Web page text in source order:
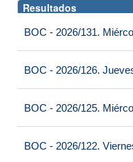
Resultados
BOC - 2026/131.
BOC - 2026/126.
BOC - 2026/125.
BOC - 2026/122.